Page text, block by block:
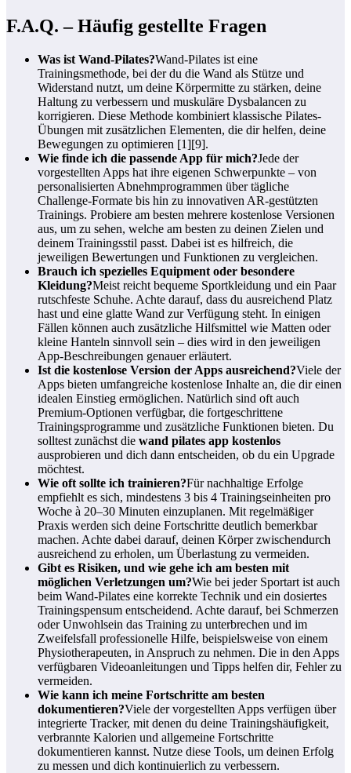
F.A.Q. – Häufig gestellte Fragen
Was ist Wand-Pilates?Wand-Pilates ist eine
Trainingsmethode, bei der du die Wand als Stütze und
Widerstand nutzt, um deine Körpermitte zu stärken, deine
Haltung zu verbessern und muskuläre Dysbalancen zu
korrigieren. Diese Methode kombiniert klassische Pilates-
Übungen mit zusätzlichen Elementen, die dir helfen, deine
Bewegungen zu optimieren [1][9].
Wie finde ich die passende App für mich?Jede der
vorgestellten Apps hat ihre eigenen Schwerpunkte – von
personalisierten Abnehmprogrammen über tägliche
Challenge-Formate bis hin zu innovativen AR-gestützten
Trainings. Probiere am besten mehrere kostenlose Versionen
aus, um zu sehen, welche am besten zu deinen Zielen und
deinem Trainingsstil passt. Dabei ist es hilfreich, die
jeweiligen Bewertungen und Funktionen zu vergleichen.
Brauch ich spezielles Equipment oder besondere
Kleidung?Meist reicht bequeme Sportkleidung und ein Paar
rutschfeste Schuhe. Achte darauf, dass du ausreichend Platz
hast und eine glatte Wand zur Verfügung steht. In einigen
Fällen können auch zusätzliche Hilfsmittel wie Matten oder
kleine Hanteln sinnvoll sein – dies wird in den jeweiligen
App-Beschreibungen genauer erläutert.
Ist die kostenlose Version der Apps ausreichend?Viele der
Apps bieten umfangreiche kostenlose Inhalte an, die dir einen
idealen Einstieg ermöglichen. Natürlich sind oft auch
Premium-Optionen verfügbar, die fortgeschrittene
Trainingsprogramme und zusätzliche Funktionen bieten. Du
solltest zunächst die wand pilates app kostenlos
ausprobieren und dich dann entscheiden, ob du ein Upgrade
möchtest.
Wie oft sollte ich trainieren?Für nachhaltige Erfolge
empfiehlt es sich, mindestens 3 bis 4 Trainingseinheiten pro
Woche à 20–30 Minuten einzuplanen. Mit regelmäßiger
Praxis werden sich deine Fortschritte deutlich bemerkbar
machen. Achte dabei darauf, deinen Körper zwischendurch
ausreichend zu erholen, um Überlastung zu vermeiden.
Gibt es Risiken, und wie gehe ich am besten mit
möglichen Verletzungen um?Wie bei jeder Sportart ist auch
beim Wand-Pilates eine korrekte Technik und ein dosiertes
Trainingspensum entscheidend. Achte darauf, bei Schmerzen
oder Unwohlsein das Training zu unterbrechen und im
Zweifelsfall professionelle Hilfe, beispielsweise von einem
Physiotherapeuten, in Anspruch zu nehmen. Die in den Apps
verfügbaren Videoanleitungen und Tipps helfen dir, Fehler zu
vermeiden.
Wie kann ich meine Fortschritte am besten
dokumentieren?Viele der vorgestellten Apps verfügen über
integrierte Tracker, mit denen du deine Trainingshäufigkeit,
verbrannte Kalorien und allgemeine Fortschritte
dokumentieren kannst. Nutze diese Tools, um deinen Erfolg
zu messen und dich kontinuierlich zu verbessern.